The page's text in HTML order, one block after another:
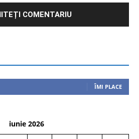
ÎMI PLACE
iunie 2026